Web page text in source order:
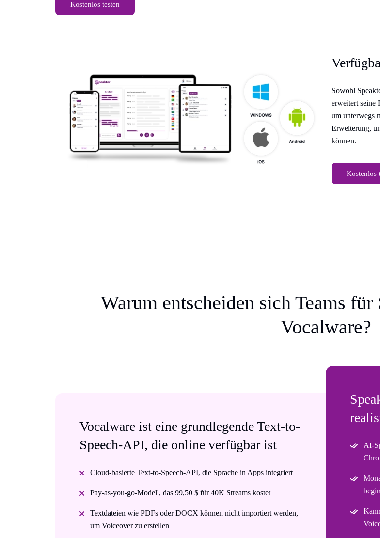
Kostenlos testen
Sowohl
erweitert seine
um unterwegs
Erweiterung,
können.
Kostenlos
Warum entscheiden sich Teams
Vocalware?
Vocalware ist eine grundlegende Text-to-
Speech-API, die online verfügbar ist
Cloud-basierte Text-to-Speech-API, die Sprache in Apps integriert
Pay-as-you-go-Modell, das 99,50 $ für 40K Streams kostet
Textdateien wie PDFs oder DOCX können nicht importiert werden,
um Voiceover zu erstellen
AI-